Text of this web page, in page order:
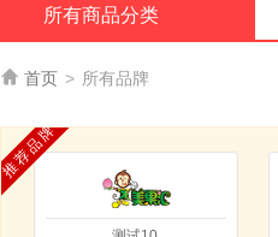
所有商品分类
 首页 > 所有品牌
推荐品牌